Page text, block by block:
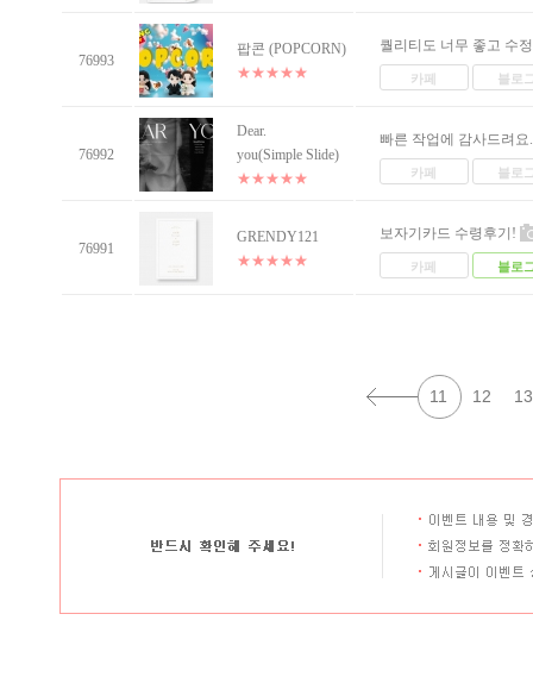
76993
팝콘 (POPCORN)
★★★★★
퀄리티도 너무 좋고 수
카페 블로
76992
Dear.
you(Simple Slide)
★★★★★
빠른 작업에 감사드려요.
카페 블로
76991
GRENDY121
★★★★★
보자기카드 수령후기!
카페 블로
11 12 13